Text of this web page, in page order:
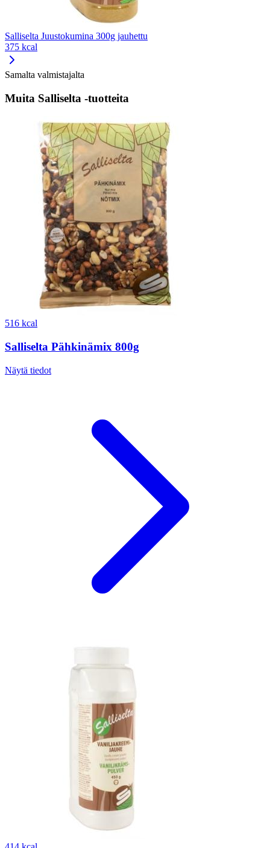
Salliselta Juustokumina 300g jauhettu
375 kcal
Samalta valmistajalta
Muita Salliselta -tuotteita
516 kcal
Salliselta Pähkinämix 800g
Näytä tiedot